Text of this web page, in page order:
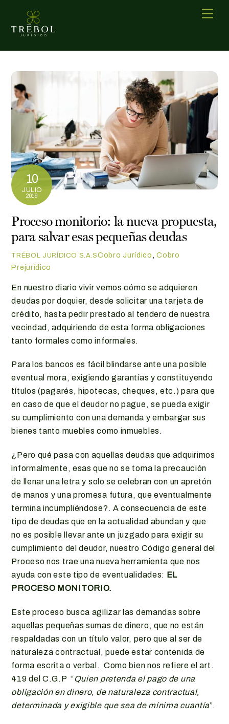
content
10
JULIO
2019
Proceso monitorio: la nueva propuesta,
para salvar esas pequeñas deudas
TRÉBOL JURÍDICO S.A.SCobro Jurídico,Cobro
Prejurídico
En nuestro diario vivir vemos cómo se adquieren
deudas por doquier, desde solicitar una tarjeta de
crédito, hasta pedir prestado al tendero de nuestra
vecindad, adquiriendo de esta forma obligaciones
tanto formales como informales.
Para los bancos es fácil blindarse ante una posible
eventual mora, exigiendo garantías y constituyendo
títulos (pagarés, hipotecas, cheques, etc.) para que
en caso de que el deudor no pague, se pueda exigir
su cumplimiento con una demanda y embargar sus
bienes tanto muebles como inmuebles.
¿Pero qué pasa con aquellas deudas que adquirimos
informalmente, esas que no se toma la precaución
de llenar una letra y solo se celebran con un apretón
de manos y una promesa futura, que eventualmente
termina incumpliéndose?. A consecuencia de este
tipo de deudas que en la actualidad abundan y que
no es posible llevar ante un juzgado para exigir su
cumplimiento del deudor, nuestro Código general del
Proceso nos trae una nueva herramienta que nos
ayuda con este tipo de eventualidades: EL
PROCESO MONITORIO.
Este proceso busca agilizar las demandas sobre
aquellas pequeñas sumas de dinero, que no están
respaldadas con un título valor, pero que al ser de
naturaleza contractual, puede estar contenida de
forma escrita o verbal. Como bien nos refiere el art.
419 del C.G.P “Quien pretenda el pago de una
obligación en dinero, de naturaleza contractual,
determinada y exigible que sea de mínima cuantía”.